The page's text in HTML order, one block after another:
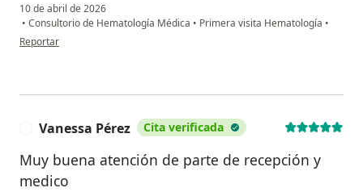
10 de abril de 2026
• Consultorio de Hematología Médica • Primera visita Hematología •
en opinión del usuario Jazmin silva
Reportar
Vanessa Pérez Cita verificada
Muy buena atención de parte de recepción y
medico